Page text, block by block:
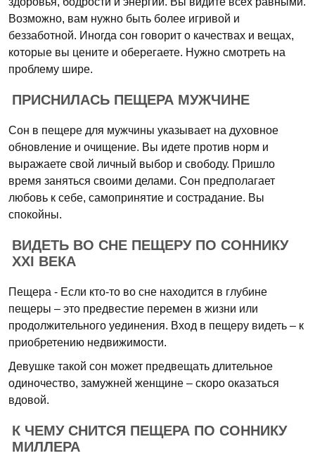
Возможно, вам нужно быть более игривой и
беззаботной. Иногда сон говорит о качествах и вещах,
которые вы цените и оберегаете. Нужно смотреть на
проблему шире.
ПРИСНИЛАСЬ ПЕЩЕРА МУЖЧИНЕ
Сон в пещере для мужчины указывает на духовное
обновление и очищение. Вы идете против норм и
выражаете свой личный выбор и свободу. Пришло
время заняться своими делами. Сон предполагает
любовь к себе, самопринятие и сострадание. Вы
спокойны.
ВИДЕТЬ ВО СНЕ ПЕЩЕРУ ПО СОННИКУ
XXI ВЕКА
Пещера - Если кто-то во сне находится в глубине
пещеры – это предвестие перемен в жизни или
продолжительного уединения. Вход в пещеру видеть – к
приобретению недвижимости.
Девушке такой сон может предвещать длительное
одиночество, замужней женщине – скоро оказаться
вдовой.
К ЧЕМУ СНИТСЯ ПЕЩЕРА ПО СОННИКУ
МИЛЛЕРА